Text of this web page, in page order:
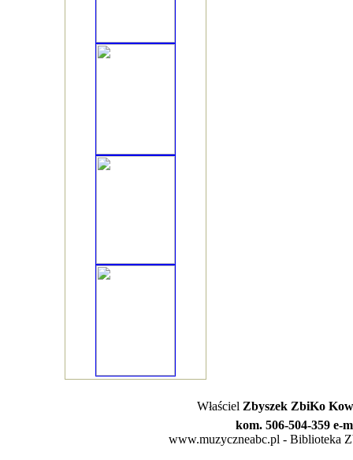
Właściel Zbyszek ZbiKo
kom. 506-504-359 e-
www.muzyczneabc.pl - Biblioteka